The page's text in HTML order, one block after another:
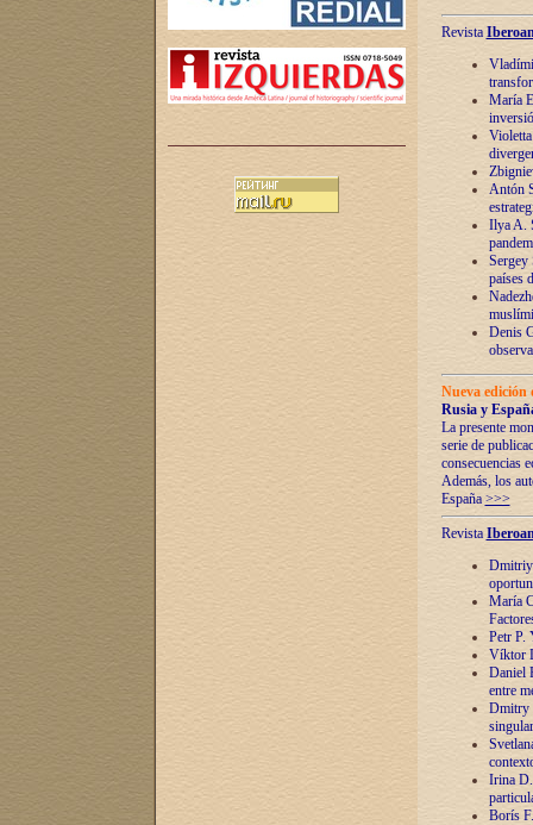
Revista
María
Antón
Ilya A.
Sergey
países
Denis
Nueva
Rusia y
La presente
serie de
consecuencias
Además, los
España >>>
Revista
Dmitriy
María
Petr P.
Víktor
Daniel
entre
Dmitry
Irina
Borís